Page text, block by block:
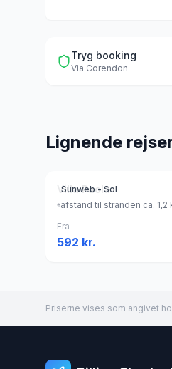
Tryg booking
Via Corendon
Lignende
Sunweb - Sol
Villa Paola
Fra
592 kr.
Priserne vises som angivet